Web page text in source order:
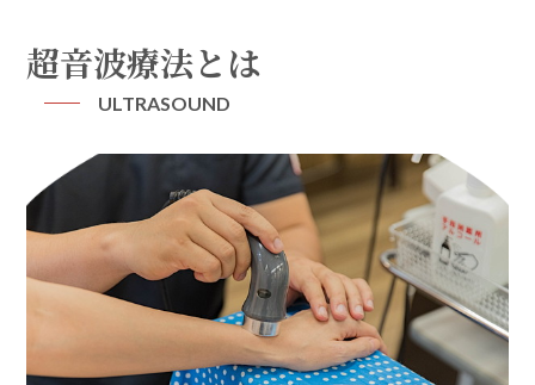
超音波療法とは
ULTRASOUND